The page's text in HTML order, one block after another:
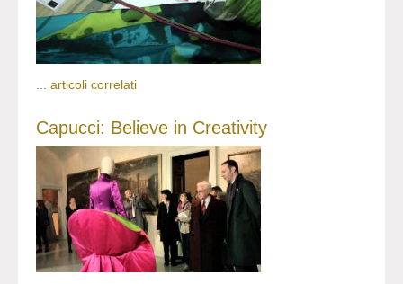
articoli correlati
Capucci: Believe in Creativity